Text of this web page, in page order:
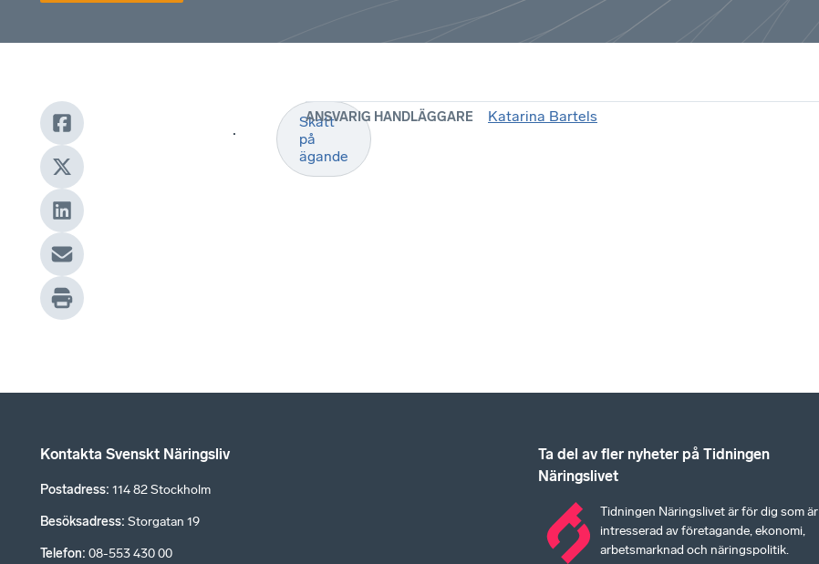
.
Skatt
på
ägande
ANSVARIG HANDLÄGGARE Katarina Bartels
Kontakta Svenskt Näringsliv
Postadress: 114 82 Stockholm
Besöksadress: Storgatan 19
Telefon: 08-553 430 00
Ta del av fler nyheter på Tidningen
Näringslivet
Tidningen Näringslivet är för dig som är
intresserad av företagande, ekonomi,
arbetsmarknad och näringspolitik.